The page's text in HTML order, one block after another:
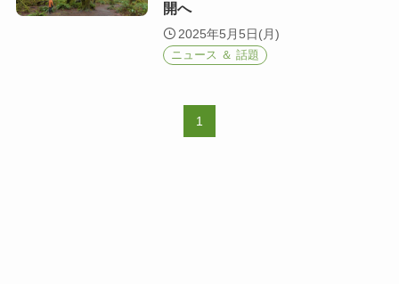
開へ
2025年5月5日(月)
ニュース ＆ 話題
1